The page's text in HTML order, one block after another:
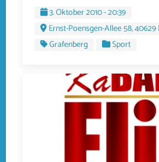
3. Oktober 2010 - 20:39
Ernst-Poensgen-Allee 58,
Grafenberg
Sport